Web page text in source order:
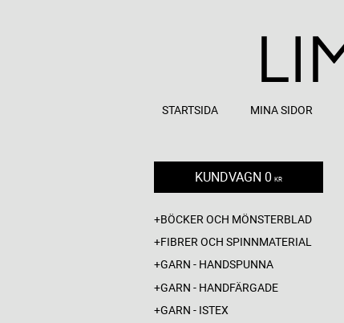
STARTSIDA MINA SIDOR
KUNDVAGN 0 KR
BÖCKER OCH MÖNSTERBLAD
FIBRER OCH SPINNMATERIAL
GARN - HANDSPUNNA
GARN - HANDFÄRGADE
GARN - ISTEX